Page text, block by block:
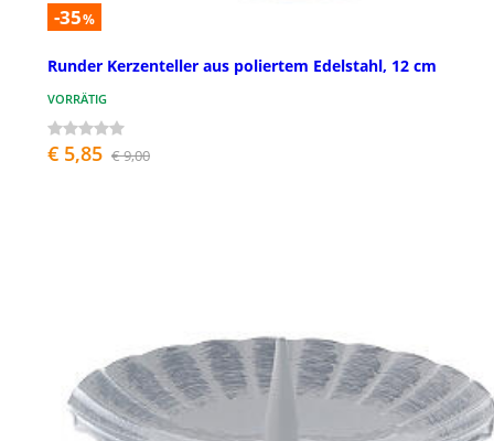
-35%
Runder Kerzenteller aus poliertem Edelstahl, 12 cm
VORRÄTIG
€ 5,85 € 9,00